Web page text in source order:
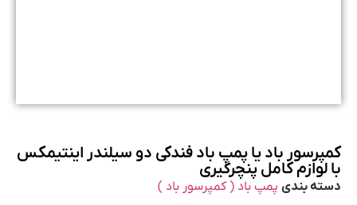
کمپرسور باد یا پمپ باد فندکی دو سیلندر اینتیمکس
با لوازم کامل پنچرگیری
دسته بندی پمپ باد ( کمپرسور باد )